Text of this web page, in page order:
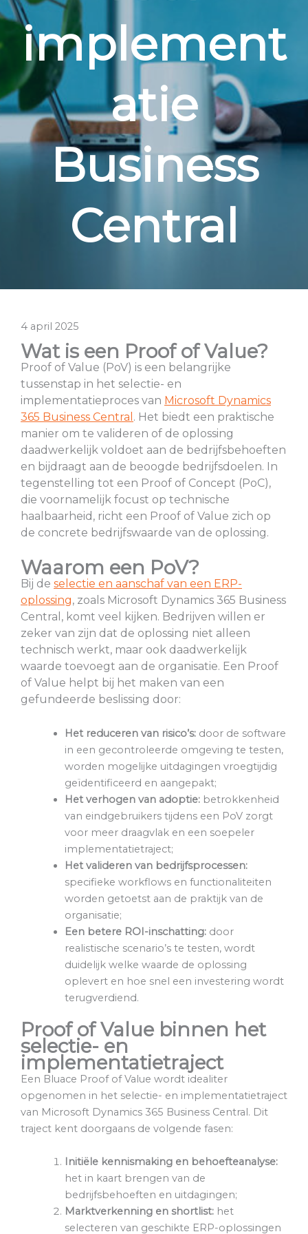
implement
atie
Business
Central
4 april 2025
Wat is een Proof of Value?
Proof of Value (PoV) is een belangrijke
tussenstap in het selectie- en
implementatieproces van Microsoft Dynamics
365 Business Central . Het biedt een praktische
manier om te valideren of de oplossing
daadwerkelijk voldoet aan de bedrijfsbehoeften
en bijdraagt aan de beoogde bedrijfsdoelen. In
tegenstelling tot een Proof of Concept (PoC),
die voornamelijk focust op technische
haalbaarheid, richt een Proof of Value zich op
de concrete bedrijfswaarde van de oplossing.
Waarom een PoV?
Bij de selectie en aanschaf van een ERP-
oplossing, zoals Microsoft Dynamics 365 Business
Central, komt veel kijken. Bedrijven willen er
zeker van zijn dat de oplossing niet alleen
technisch werkt, maar ook daadwerkelijk
waarde toevoegt aan de organisatie. Een Proof
of Value helpt bij het maken van een
gefundeerde beslissing door:
Het reduceren van risico’s:door de software
in een gecontroleerde omgeving te testen,
worden mogelijke uitdagingen vroegtijdig
geïdentificeerd en aangepakt;
Het verhogen van adoptie:betrokkenheid
van eindgebruikers tijdens een PoV zorgt
voor meer draagvlak en een soepeler
implementatietraject;
Het valideren van bedrijfsprocessen:
specifieke workflows en functionaliteiten
worden getoetst aan de praktijk van de
organisatie;
Een betere ROI-inschatting:door
realistische scenario’s te testen, wordt
duidelijk welke waarde de oplossing
oplevert en hoe snel een investering wordt
terugverdiend.
Proof of Value binnen het
selectie- en
implementatietraject
Een Bluace Proof of Value wordt idealiter
opgenomen in het selectie- en implementatietraject
van Microsoft Dynamics 365 Business Central. Dit
traject kent doorgaans de volgende fasen:
Initiële kennismaking en behoefteanalyse:
het in kaart brengen van de
bedrijfsbehoeften en uitdagingen;
Marktverkenning en shortlist:het
selecteren van geschikte ERP-oplossingen